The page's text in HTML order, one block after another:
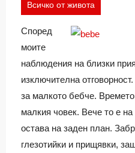
Всичко от живота
Според
моите
наблюдения на близки
изключителна
за малкото бебче.
малкия човек. Вече то е
остава на заден план.
глезотийки и прищявки,